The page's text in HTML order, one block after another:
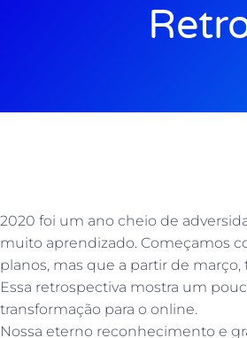
2020 foi um ano cheio de
muito aprendizado. Começamos
planos, mas que a partir de
Essa retrospectiva mostra um
transformação para o online.
Nossa eterno reconhecimento e